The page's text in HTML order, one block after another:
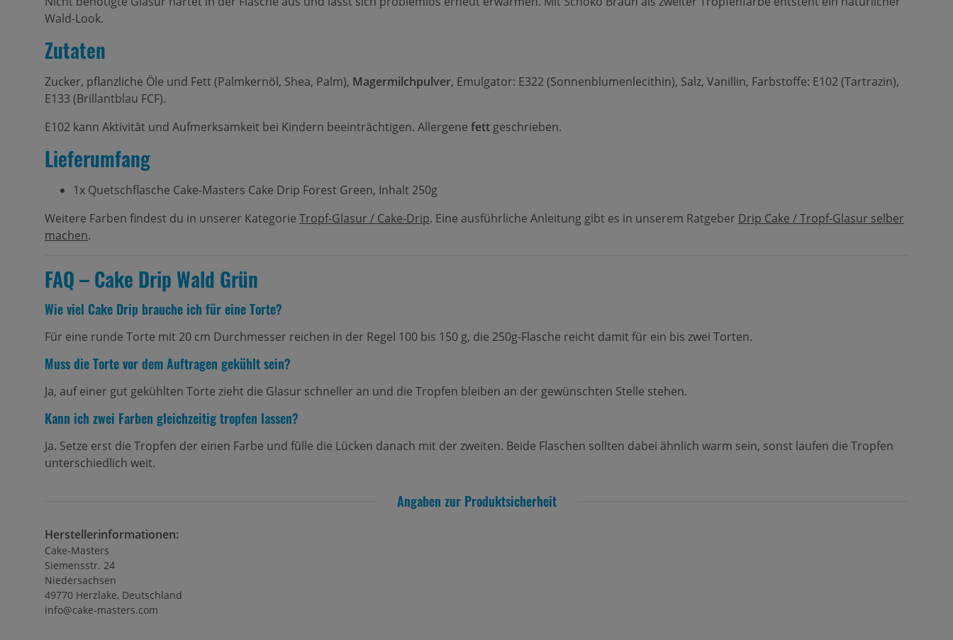
Wald-Look.
Zutaten
Zucker, pflanzliche Öle und Fett (Palmkernöl, Shea, Palm), Magermilchpulver, Emulgator: E322 (Sonnenblumenlecithin), Salz, Vanillin, Farbstoffe: E102 (Tartrazin),
E133 (Brillantblau FCF).
E102 kann Aktivität und Aufmerksamkeit bei Kindern beeinträchtigen. Allergene fett geschrieben.
Lieferumfang
1x Quetschflasche Cake-Masters Cake Drip Forest Green, Inhalt 250g
Weitere Farben findest du in unserer Kategorie Tropf-Glasur / Cake-Drip. Eine ausführliche Anleitung gibt es in unserem Ratgeber Drip Cake / Tropf-Glasur selber
machen.
FAQ – Cake Drip Wald Grün
Wie viel Cake Drip brauche ich für eine Torte?
Für eine runde Torte mit 20 cm Durchmesser reichen in der Regel 100 bis 150 g, die 250g-Flasche reicht damit für ein bis zwei Torten.
Muss die Torte vor dem Auftragen gekühlt sein?
Ja, auf einer gut gekühlten Torte zieht die Glasur schneller an und die Tropfen bleiben an der gewünschten Stelle stehen.
Kann ich zwei Farben gleichzeitig tropfen lassen?
Ja. Setze erst die Tropfen der einen Farbe und fülle die Lücken danach mit der zweiten. Beide Flaschen sollten dabei ähnlich warm sein, sonst laufen die Tropfen
unterschiedlich weit.
Angaben zur Produktsicherheit
Herstellerinformationen:
Cake-Masters
Siemensstr. 24
Niedersachsen
49770 Herzlake, Deutschland
info@cake-masters.com